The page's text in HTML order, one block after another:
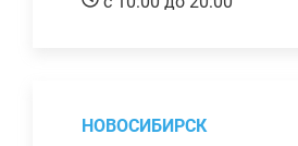
НОВОСИБИРСК